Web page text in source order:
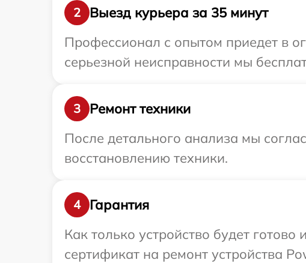
2
Выезд курьера за 35 минут
Профессионал с опытом приедет в
серьезной неисправности мы
3
Ремонт техники
После детального анализа мы
восстановлению техники.
4
Гарантия
Как только устройство будет
сертификат на ремонт устройства